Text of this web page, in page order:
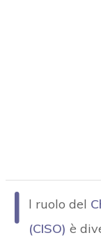
I l ruolo del
(CISO) è